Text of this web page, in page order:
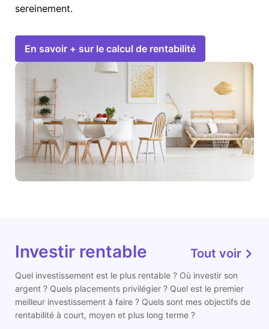
sereinement.
En savoir + sur le calcul de rentabilité
Investir rentable Tout voir
Quel investissement est le plus rentable ? Où investir son
argent ? Quels placements privilégier ? Quel est le premier
meilleur investissement à faire ? Quels sont mes objectifs de
rentabilité à court, moyen et plus long terme ?